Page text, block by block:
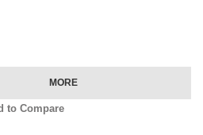
MORE
to Compare